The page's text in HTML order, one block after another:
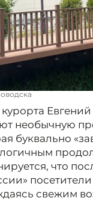
курорта
необычную
буквально
логичным
что
свежим